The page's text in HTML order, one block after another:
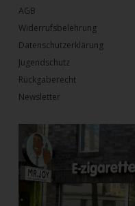
AGB
Widerrufsbelehrung
Datenschutzerklärung
Jugendschutz
Rückgaberecht
Newsletter